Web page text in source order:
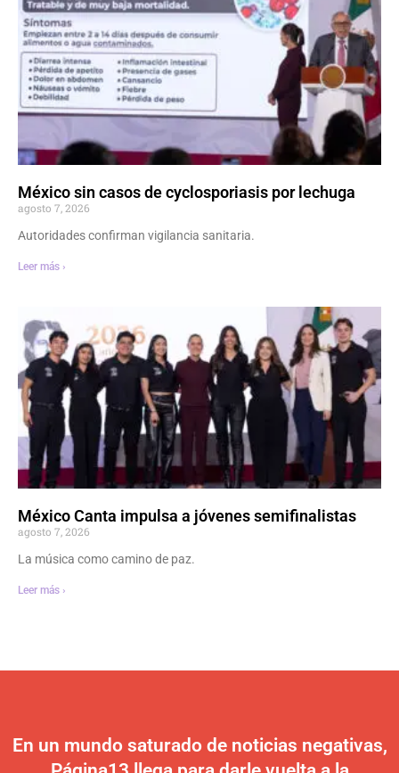
México sin casos de cyclosporiasis por lechuga
agosto 7, 2026
Autoridades confirman vigilancia sanitaria.
Leer más ›
México Canta impulsa a jóvenes semifinalistas
agosto 7, 2026
La música como camino de paz.
Leer más ›
En un mundo saturado de noticias negativas,